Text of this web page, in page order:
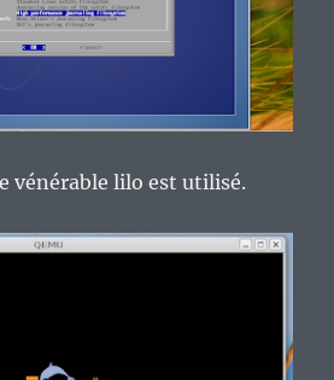
vénérable lilo est utilisé.